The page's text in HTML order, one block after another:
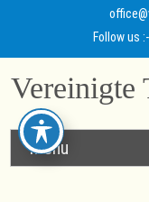
Follow us :-
Vereinigte
Menu